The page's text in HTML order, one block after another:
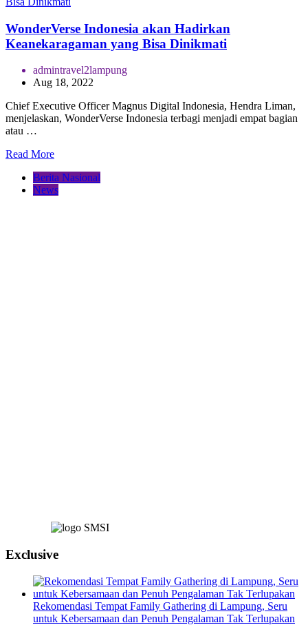
WonderVerse Indonesia akan Hadirkan
Keanekaragaman yang Bisa Dinikmati
admintravel2lampung
Aug 18, 2022
Chief Executive Officer Magnus Digital Indonesia, Hendra Liman,
menjelaskan, WonderVerse Indonesia terbagi menjadi empat bagian
atau …
Read More
Berita Nasional
News
Exclusive
Rekomendasi Tempat Family Gathering di Lampung, Seru
untuk Kebersamaan dan Penuh Pengalaman Tak Terlupakan